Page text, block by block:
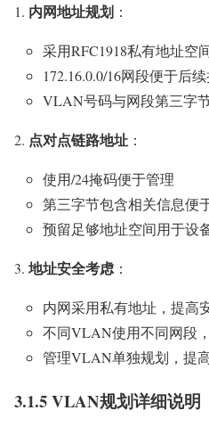
内网地址规划 ：
采用RFC1918私有地址空
172.16.0.0/16网段便于后
VLAN号码与网段第三字
点对点链路地址 ：
使用/24掩码便于管理
第三字节包含相关信息便
预留足够地址空间用于设
地址安全考虑：
内网采用私有地址，提高
不同VLAN使用不同网段
管理VLAN单独规划，提
3.1.5 VLAN规划详细说明